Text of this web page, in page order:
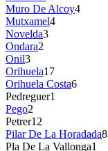
Muro De Alcoy4
Mutxamel4
Novelda3
Ondara2
Onil3
Orihuela17
Orihuela Costa6
Pedreguer1
Pego2
Petrer12
Pilar De La Horadada8
Pla De La Vallonga1